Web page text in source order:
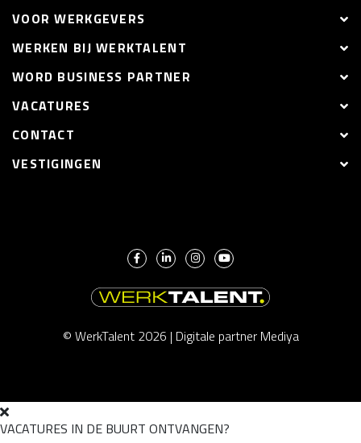
VOOR WERKGEVERS
WERKEN BIJ WERKTALENT
WORD BUSINESS PARTNER
VACATURES
CONTACT
VESTIGINGEN
© WerkTalent 2026 | Digitale partner Mediya
VACATURES IN DE BUURT ONTVANGEN?